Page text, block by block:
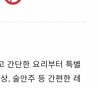
간단한 요리부터 특별
, 술안주 등 간편한 레